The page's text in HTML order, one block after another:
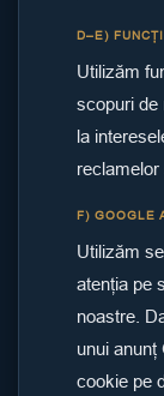
D–E)
Utilizăm
scopuri de
la
reclamelor
F) GOOGLE
Utilizăm
atenția pe
noastre.
unui anunț
cookie pe